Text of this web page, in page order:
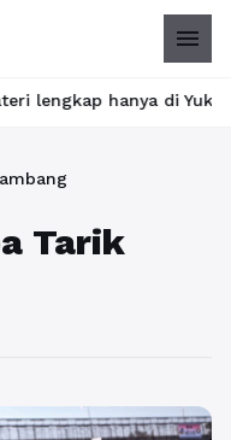
menu
hanya di
Tarik